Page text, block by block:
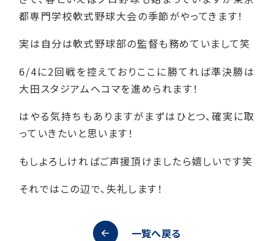
都専門学校軟式野球大会の季節がやってきます！
実は自分は軟式野球部の監督も務めていまして笑
6/4に2回戦を控えておりここに勝てれば準決勝は
大田スタジアムへコマを進められます！
はやる気持ちもありますがまずはひとつ、確実に取
っていきたいと思います！
もしよろしければご声援頂けましたら嬉しいです笑
それではこの辺で、失礼します！
一覧へ戻る